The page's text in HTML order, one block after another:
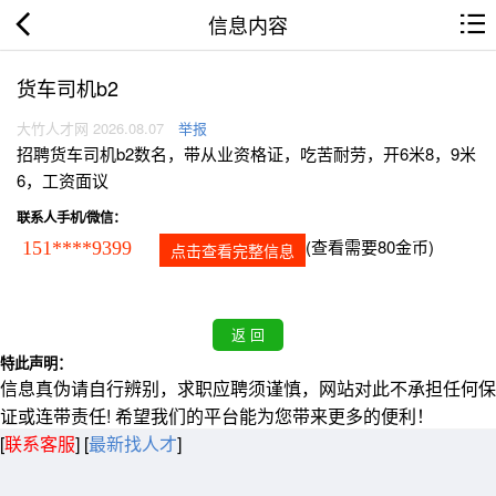
信息内容
货车司机b2
大竹人才网 2026.08.07 举报
招聘货车司机b2数名，带从业资格证，吃苦耐劳，开6米8，9米
6，工资面议
联系人手机/微信：
151****9399 点击查看完整信息 (查看需要80金币)
特此声明：
信息真伪请自行辨别，求职应聘须谨慎，网站对此不承担任何保
证或连带责任! 希望我们的平台能为您带来更多的便利！
[联系客服] [最新找人才]